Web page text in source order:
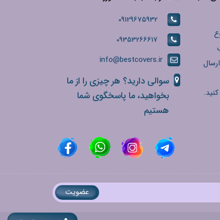
09129675932
09353266617
info@bestcovers.ir
سوالی دارید؟ هر چیزی را از ما
بخواهید، ما پاسخگوی شما
هستیم
عضویت